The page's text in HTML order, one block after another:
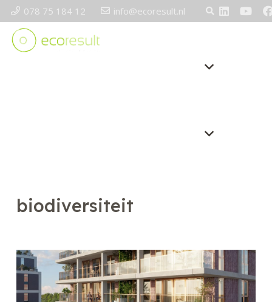
078 75 184 12 info@ecoresult.nl
biodiversiteit